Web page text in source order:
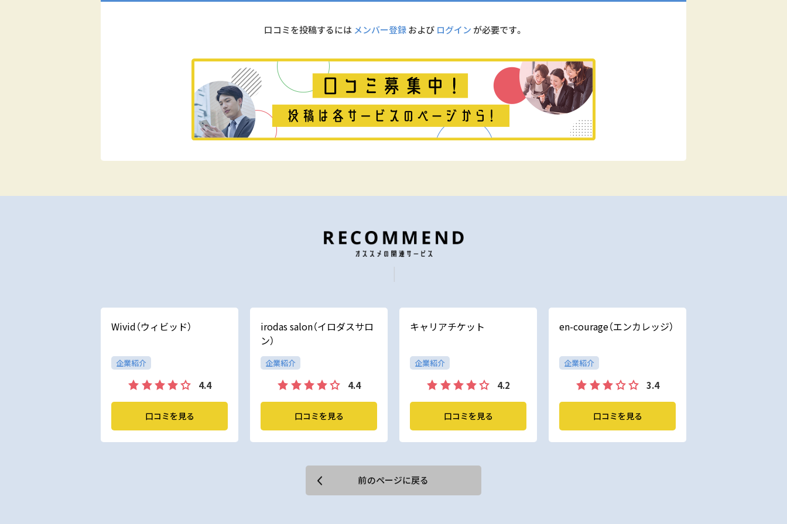
口コミを投稿するには メンバー登録および ログイン が必要です。
Wivid（ウィビッド）
企業紹介
4.4
口コミを見る
irodas salon（イロダスサロ
ン）
企業紹介
4.4
口コミを見る
キャリアチケット
企業紹介
4.2
口コミを見る
en-courage（エンカレッジ）
企業紹介
3.4
口コミを見る
前のページに戻る